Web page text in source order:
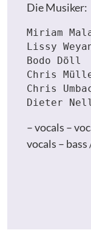
Die Musiker:
Miriam
Lissy
Bodo Döll
Chris
Chris
– vocals –
vocals –